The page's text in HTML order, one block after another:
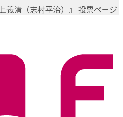
義清（志村平治）』 投票ページ